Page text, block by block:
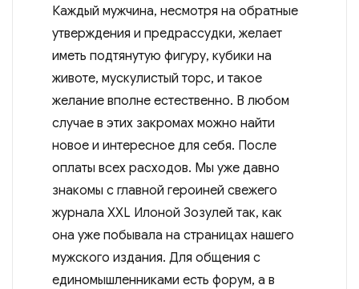
Каждый мужчина, несмотря на обратные
утверждения и предрассудки, желает
иметь подтянутую фигуру, кубики на
животе, мускулистый торс, и такое
желание вполне естественно. В любом
случае в этих закромах можно найти
новое и интересное для себя. После
оплаты всех расходов. Мы уже давно
знакомы с главной героиней свежего
журнала XXL Илоной Зозулей так, как
она уже побывала на страницах нашего
мужского издания. Для общения с
единомышленниками есть форум, а в